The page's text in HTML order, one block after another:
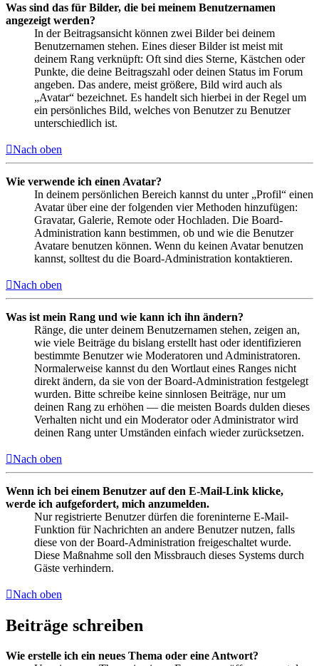
Was sind das für Bilder, die bei meinem Benutzernamen
angezeigt werden?
In der Beitragsansicht können zwei Bilder bei deinem
Benutzernamen stehen. Eines dieser Bilder ist meist mit
deinem Rang verknüpft: Oft sind dies Sterne, Kästchen oder
Punkte, die deine Beitragszahl oder deinen Status im Forum
angeben. Das andere, meist größere, Bild wird auch als
„Avatar“ bezeichnet. Es handelt sich hierbei in der Regel um
ein persönliches Bild, welches von Benutzer zu Benutzer
unterschiedlich ist.
Nach oben
Wie verwende ich einen Avatar?
In deinem persönlichen Bereich kannst du unter „Profil“ einen
Avatar über eine der folgenden vier Methoden hinzufügen:
Gravatar, Galerie, Remote oder Hochladen. Die Board-
Administration kann bestimmen, ob und wie die Benutzer
Avatare benutzen können. Wenn du keinen Avatar benutzen
kannst, solltest du die Board-Administration kontaktieren.
Nach oben
Was ist mein Rang und wie kann ich ihn ändern?
Ränge, die unter deinem Benutzernamen stehen, zeigen an,
wie viele Beiträge du bislang erstellt hast oder identifizieren
bestimmte Benutzer wie Moderatoren und Administratoren.
Normalerweise kannst du den Wortlaut eines Ranges nicht
direkt ändern, da sie von der Board-Administration festgelegt
wurden. Bitte schreibe keine sinnlosen Beiträge, nur um
deinen Rang zu erhöhen — die meisten Boards dulden dieses
Verhalten nicht und ein Moderator oder Administrator wird
deinen Rang unter Umständen einfach wieder zurücksetzen.
Nach oben
Wenn ich bei einem Benutzer auf den E-Mail-Link klicke,
werde ich aufgefordert, mich anzumelden.
Nur registrierte Benutzer dürfen die foreninterne E-Mail-
Funktion für Nachrichten an andere Benutzer nutzen, falls
diese von der Board-Administration freigeschaltet wurde.
Diese Maßnahme soll den Missbrauch dieses Systems durch
Gäste verhindern.
Nach oben
Beiträge schreiben
Wie erstelle ich ein neues Thema oder eine Antwort?